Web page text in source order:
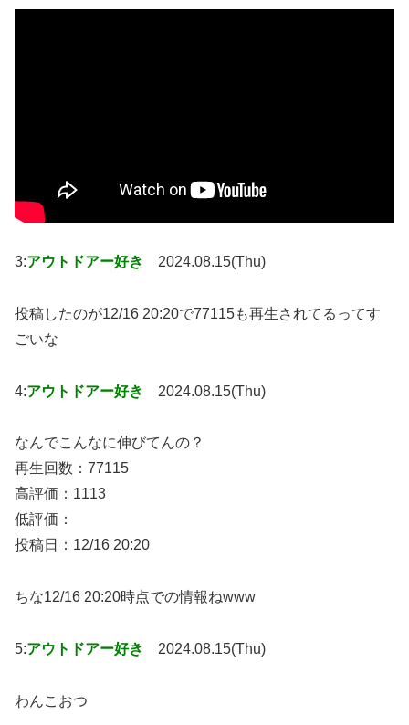
3:アウトドアー好き 2024.08.15(Thu)
投稿したのが12/16 20:20で77115も再生されてるってす
ごいな
4:アウトドアー好き 2024.08.15(Thu)
なんでこんなに伸びてんの？
再生回数：77115
高評価：1113
低評価：
投稿日：12/16 20:20
ちな12/16 20:20時点での情報ねwww
5:アウトドアー好き 2024.08.15(Thu)
わんこおつ